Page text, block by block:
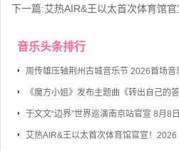
下一篇:艾热AIR&王以太首次体育馆官宣！
音乐头条排行
周传雄压轴荆州古城音乐节 2026首场
于文文“边界”世界巡演南京站官宣 8月8
艾热AIR&王以太首次体育馆官宣！